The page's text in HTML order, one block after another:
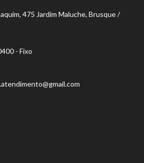
475 Jardim Maluche, Brusque /
- Fixo